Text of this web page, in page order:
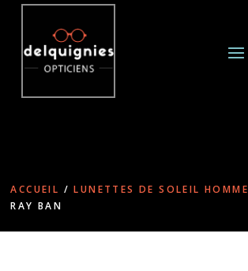
ACCUEIL /LUNETTES DE SOLEIL HOMME
RAY BAN